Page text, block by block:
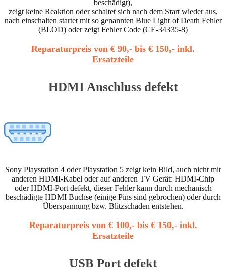
beschädigt),
zeigt keine Reaktion oder schaltet sich nach dem Start wieder aus,
nach einschalten startet mit so genannten Blue Light of Death Fehler
(BLOD) oder zeigt Fehler Code (CE-34335-8)
Reparaturpreis von € 90,- bis € 150,- inkl.
Ersatzteile
HDMI Anschluss defekt
Sony Playstation 4 oder Playstation 5 zeigt kein Bild, auch nicht mit
anderen HDMI-Kabel oder auf anderen TV Gerät: HDMI-Chip
oder HDMI-Port defekt, dieser Fehler kann durch mechanisch
beschädigte HDMI Buchse (einige Pins sind gebrochen) oder durch
Überspannung bzw. Blitzschaden entstehen.
Reparaturpreis von € 100,- bis € 150,- inkl.
Ersatzteile
USB Port defekt